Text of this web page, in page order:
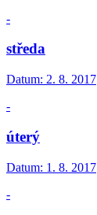
-
středa
Datum: 2. 8. 2017
-
úterý
Datum: 1. 8. 2017
-